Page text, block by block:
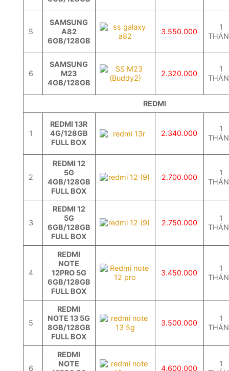
5
SAMSUNG
A82
6GB/128GB
3.550.000
1
6
SAMSUNG
M23
4GB/128GB
2.320.000
1
REDMI
1
REDMI 13R
4G/128GB
FULL BOX
2.340.000
1
2
REDMI 12
5G
4GB/128GB
FULL BOX
2.700.000
1
3
REDMI 12
5G
6GB/128GB
FULL BOX
2.750.000
1
4
REDMI
NOTE
12PRO 5G
6GB/128GB
FULL BOX
3.450.000
1
5
REDMI
NOTE 13 5G
8GB/128GB
FULL BOX
3.500.000
1
6
REDMI
NOTE
4.600.000
1